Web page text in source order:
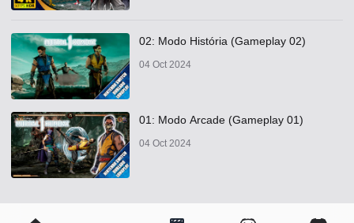
02: Modo História (Gameplay 02)
04 Oct 2024
01: Modo Arcade (Gameplay 01)
04 Oct 2024